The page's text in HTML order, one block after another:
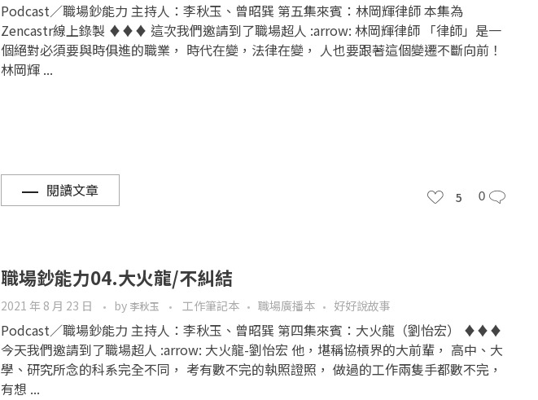
Podcast／職場鈔能力 主持人：李秋玉、曾昭巽 第五集來賓：林岡輝律師 本集為
Zencastr線上錄製 ♦♦♦ 這次我們邀請到了職場超人 :arrow: 林岡輝律師 「律師」是一
個絕對必須要與時俱進的職業， 時代在變，法律在變， 人也要跟著這個變遷不斷向前！
林岡輝 ...
閱讀文章 5 0
職場鈔能力04.大火龍/不糾結
2021 年 8 月 23 日 by 李秋玉 工作筆記本 職場廣播本 好好說故事
Podcast／職場鈔能力 主持人：李秋玉、曾昭巽 第四集來賓：大火龍（劉怡宏） ♦♦♦
今天我們邀請到了職場超人 :arrow: 大火龍-劉怡宏 他，堪稱協槓界的大前輩， 高中、大
學、研究所念的科系完全不同， 考有數不完的執照證照， 做過的工作兩隻手都數不完，
有想 ...